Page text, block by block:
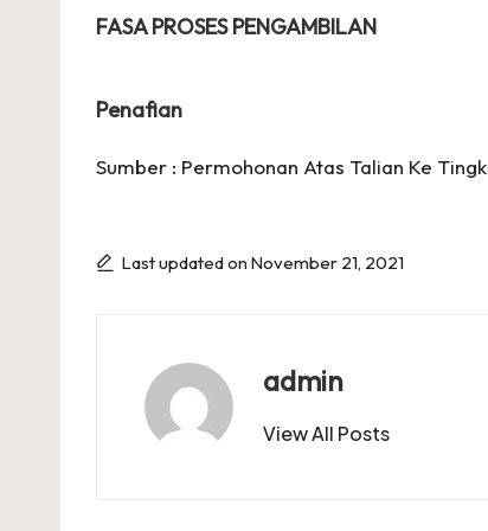
FASA PROSES PENGAMBILAN
Penafian
Sumber : Permohonan Atas Talian Ke Tin
Last updated on November 21, 2021
admin
View All Posts